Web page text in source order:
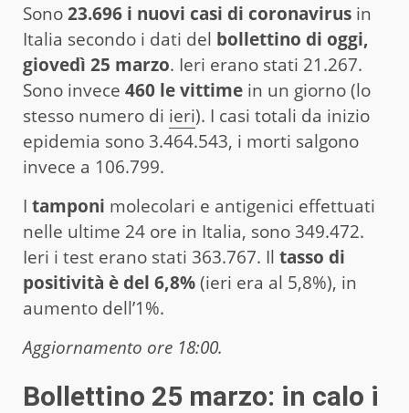
Sono23.696 i nuovi casi di coronavirus in
Italia secondo i dati del bollettino di oggi,
giovedì 25 marzo. Ieri erano stati 21.267.
Sono invece 460 le vittime in un giorno (lo
stesso numero di ieri). I casi totali da inizio
epidemia sono 3.464.543, i morti salgono
invece a 106.799.
I tamponi molecolari e antigenici effettuati
nelle ultime 24 ore in Italia, sono 349.472.
Ieri i test erano stati 363.767. Il tasso di
positività è del 6,8%(ieri era al 5,8%), in
aumento dell’1%.
Aggiornamento ore 18:00.
Bollettino 25 marzo: in calo i